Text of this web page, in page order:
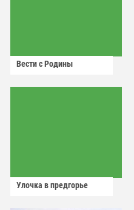
Вести с Родины
Улочка в предгорье